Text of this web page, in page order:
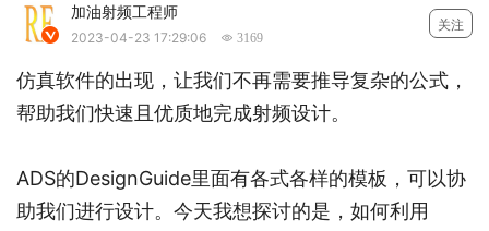

加油射频工程师
2023-04-23 17:29:06  3169
关注
仿真软件的出现，让我们不再需要推导复杂的公式，
帮助我们快速且优质地完成射频设计。
ADS的DesignGuide里面有各式各样的模板，可以协
助我们进行设计。今天我想探讨的是，如何利用